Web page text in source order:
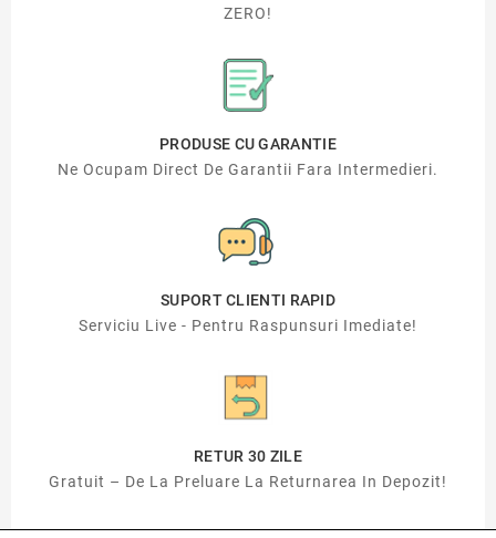
ZERO!
PRODUSE CU GARANTIE
Ne Ocupam Direct De Garantii Fara Intermedieri.
SUPORT CLIENTI RAPID
Serviciu Live - Pentru Raspunsuri Imediate!
RETUR 30 ZILE
Gratuit – De La Preluare La Returnarea In Depozit!